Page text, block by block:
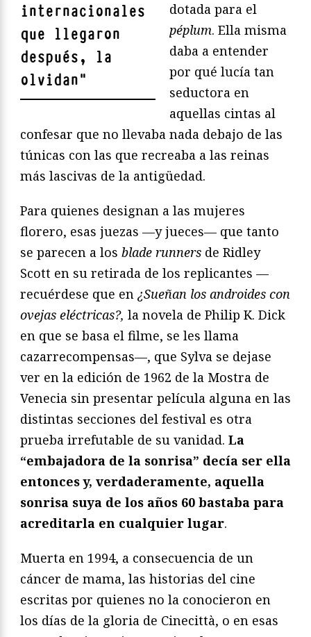
internacionales
que llegaron
después, la
olvidan"
dotada para el
péplum. Ella misma
daba a entender
por qué lucía tan
seductora en
aquellas cintas al
confesar que no llevaba nada debajo de las
túnicas con las que recreaba a las reinas
más lascivas de la antigüedad.
Para quienes designan a las mujeres
florero, esas juezas —y jueces— que tanto
se parecen a los blade runners de Ridley
Scott en su retirada de los replicantes —
recuérdese que en ¿Sueñan los androides con
ovejas eléctricas?, la novela de Philip K. Dick
en que se basa el filme, se les llama
cazarrecompensas—, que Sylva se dejase
ver en la edición de 1962 de la Mostra de
Venecia sin presentar película alguna en las
distintas secciones del festival es otra
prueba irrefutable de su vanidad. La
“embajadora de la sonrisa” decía ser ella
entonces y, verdaderamente, aquella
sonrisa suya de los años 60 bastaba para
acreditarla en cualquier lugar.
Muerta en 1994, a consecuencia de un
cáncer de mama, las historias del cine
escritas por quienes no la conocieron en
los días de la gloria de Cinecittà, o en esas